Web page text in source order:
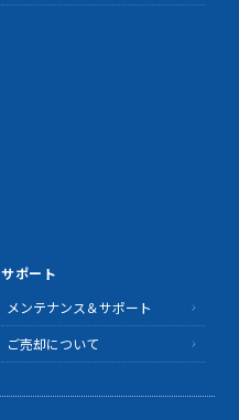
サポート
メンテナンス＆サポート
ご売却について